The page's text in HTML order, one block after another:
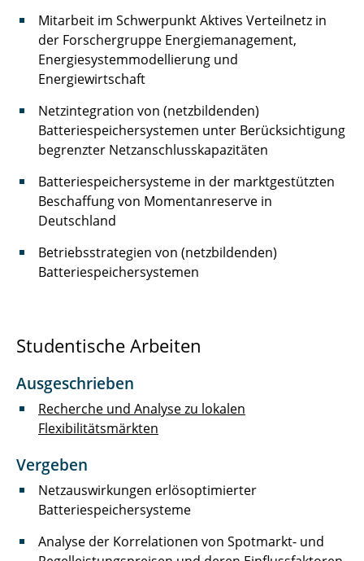
Herman Robin
Hinz Marius
Holdorf Merit
Jackmann Cedric
Jelden Timo
Jennert Torben
Klöpping Stefan
Kurrat Christiane
Landrath Oliver
Langemann Robin
Laufer Andreas
Liebsch Quentin
Lüdecke Marcel
Mitarbeit im Schwerpunkt Aktives Verteilnetz in
der Forschergruppe Energiemanagement,
Energiesystemmodellierung und
Energiewirtschaft
Netzintegration von (netzbildenden)
Batteriespeichersystemen unter Berücksichtigung
begrenzter Netzanschlusskapazitäten
Batteriespeichersysteme in der marktgestützten
Beschaffung von Momentanreserve in
Deutschland
Betriebsstrategien von (netzbildenden)
Batteriespeichersystemen
Studentische Arbeiten
Ausgeschrieben
Recherche und Analyse zu lokalen
Flexibilitätsmärkten
Vergeben
Netzauswirkungen erlösoptimierter
Batteriespeichersysteme
Analyse der Korrelationen von Spotmarkt- und